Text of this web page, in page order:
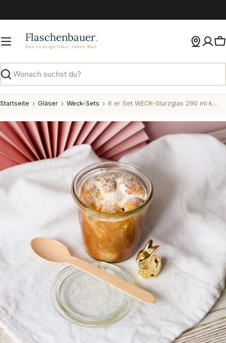
Inhalt
Suchen
Startseite Gläser Weck-Sets 6 er Set WECK-Sturzglas 290 ml komplett mit Etiketten
Sie das Medium 0 im Modalformat